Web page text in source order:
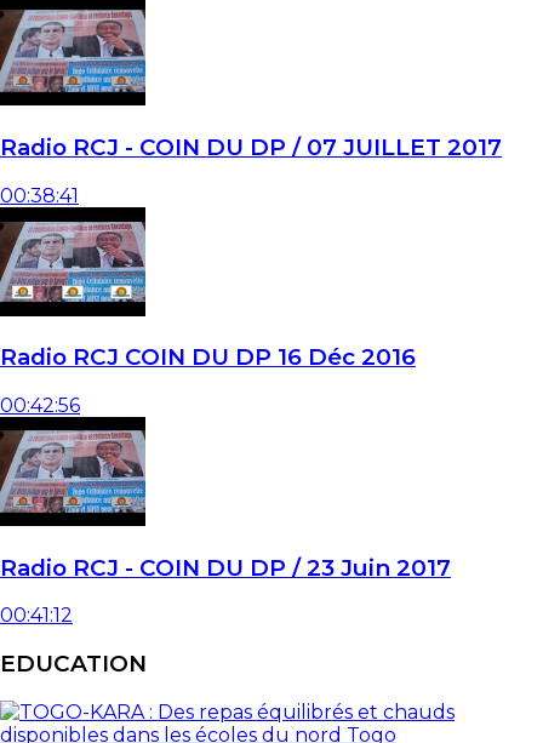
Radio RCJ - COIN DU DP / 07 JUILLET 2017
00:38:41
Radio RCJ COIN DU DP 16 Déc 2016
00:42:56
Radio RCJ - COIN DU DP / 23 Juin 2017
00:41:12
EDUCATION